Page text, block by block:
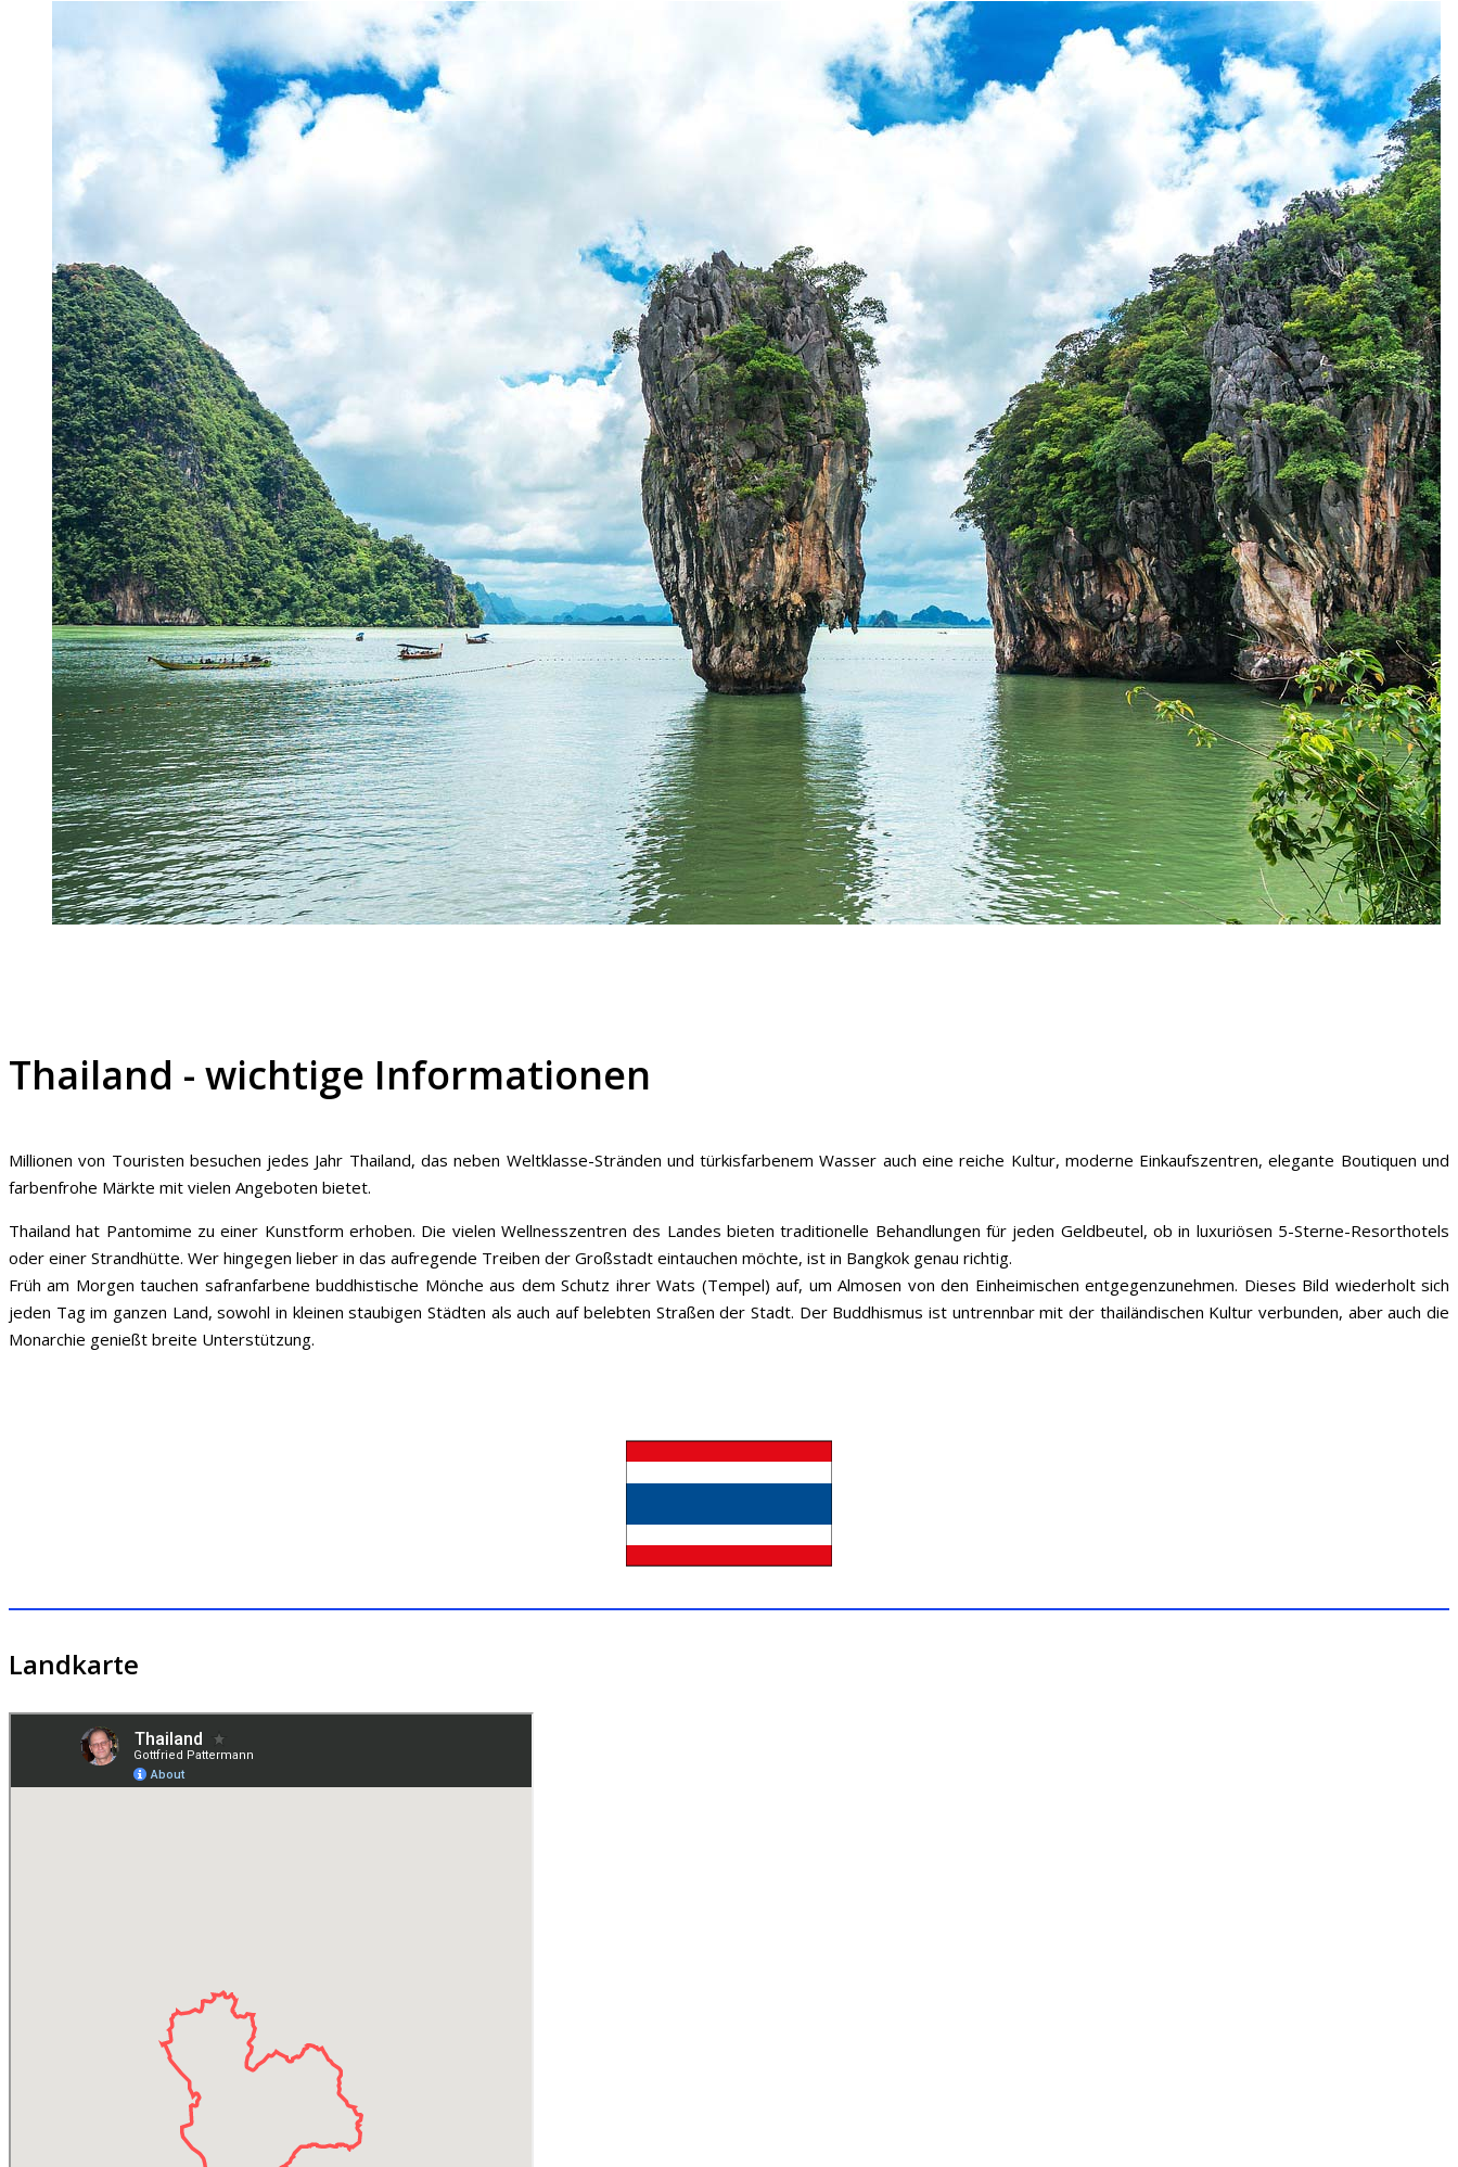
Thailand - wichtige Informationen
Millionen von Touristen besuchen jedes Jahr Thailand, das neben Weltklasse-Stränden und türkisfarbenem Wasser auch eine reiche Kultur, moderne Einkaufszentren, elegante Boutiquen und
farbenfrohe Märkte mit vielen Angeboten bietet.
Thailand hat Pantomime zu einer Kunstform erhoben. Die vielen Wellnesszentren des Landes bieten traditionelle Behandlungen für jeden Geldbeutel, ob in luxuriösen 5-Sterne-Resorthotels
oder einer Strandhütte. Wer hingegen lieber in das aufregende Treiben der Großstadt eintauchen möchte, ist in Bangkok genau richtig.
Früh am Morgen tauchen safranfarbene buddhistische Mönche aus dem Schutz ihrer Wats (Tempel) auf, um Almosen von den Einheimischen entgegenzunehmen. Dieses Bild wiederholt sich
jeden Tag im ganzen Land, sowohl in kleinen staubigen Städten als auch auf belebten Straßen der Stadt. Der Buddhismus ist untrennbar mit der thailändischen Kultur verbunden, aber auch die
Monarchie genießt breite Unterstützung.
Landkarte